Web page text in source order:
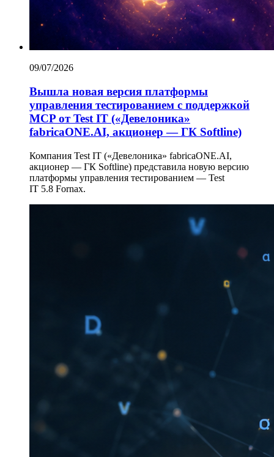
09/07/2026
Вышла новая версия платформы
управления тестированием с поддержкой
MCP от Test IT («Девелоника»
fabricaONE.AI, акционер — ГК Softline)
Компания Test IT («Девелоника» fabricaONE.AI,
акционер — ГК Softline) представила новую версию
платформы управления тестированием — Test
IT 5.8 Fornax.